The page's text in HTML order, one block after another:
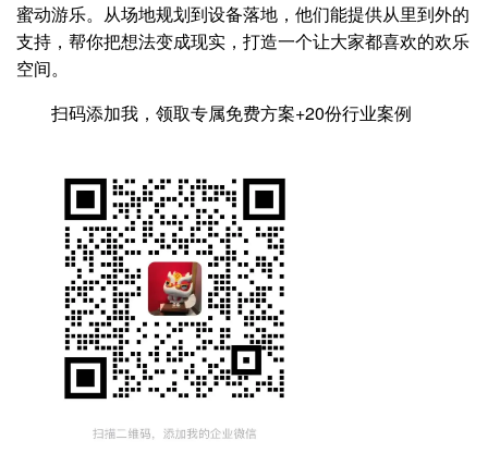
蜜动游乐。从场地规划到设备落地，他们能提供从里到外的
支持，帮你把想法变成现实，打造一个让大家都喜欢的欢乐
空间。
扫码添加我，领取专属免费方案+20份行业案例